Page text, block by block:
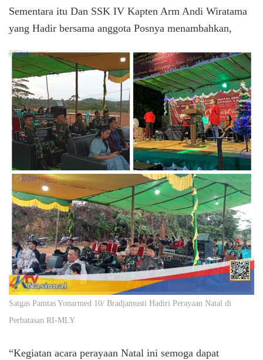
Sementara itu Dan SSK IV Kapten Arm Andi Wiratama
yang Hadir bersama anggota Posnya menambahkan,
Satgas Pamtas Yonarmed 10/ Bradjamusti Hadiri Perayaan Natal di
Perbatasan RI-MLY
“Kegiatan acara perayaan Natal ini semoga dapat